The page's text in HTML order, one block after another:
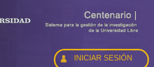
INICIAR SESIÓN